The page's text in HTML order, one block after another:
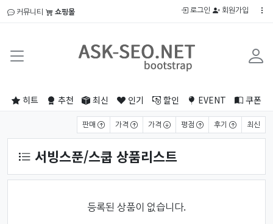
커뮤니티 쇼핑몰 로그인 회원가입
히트 추천 최신 인기 할인 EVENT 쿠폰
판매 가격 가격 평점 후기 최신
서빙스푼/스쿱 상품리스트
등록된 상품이 없습니다.